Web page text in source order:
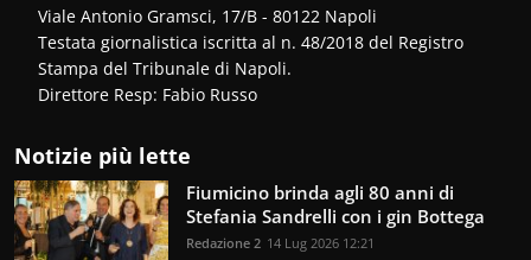
Viale Antonio Gramsci, 17/B - 80122 Napoli
Testata giornalistica iscritta al n. 48/2018 del Registro
Stampa del Tribunale di Napoli.
Direttore Resp: Fabio Russo
Notizie più lette
Fiumicino brinda agli 80 anni di
Stefania Sandrelli con i gin Bottega
Redazione 2 14 Lug 2026 12:21